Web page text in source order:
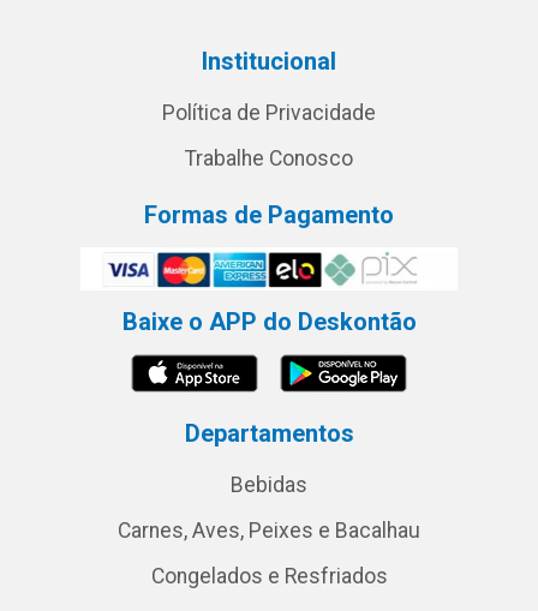
Institucional
Política de Privacidade
Trabalhe Conosco
Formas de Pagamento
Baixe o APP do Deskontão
Departamentos
Bebidas
Carnes, Aves, Peixes e Bacalhau
Congelados e Resfriados